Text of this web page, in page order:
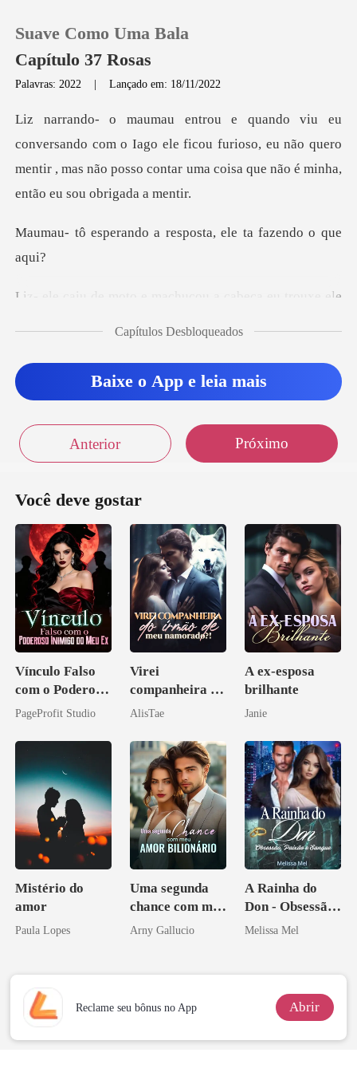
0
Suave Como Uma Bala
Capítulo 37 Rosas
Palavras: 2022 |Lançado em: 18/11/2022
Iago ele ficou furioso, eu não quero
mentir , mas não posso co
o a resposta, ele t
u- e
Capítulos Desbloqueados
Baixe o App e leia mais
Anterior Próximo
Você deve gostar
Vínculo Falso
com o Poderoso
Inimigo do Meu
PageProfit Studio
Virei
companheira do
irmão de meu
AlisTae
A ex-esposa
brilhante
Janie
Mistério do
amor
Paula Lopes
Uma segunda
chance com meu
amor bilionário
Arny Gallucio
A Rainha do
Don - Obsessão,
Paixão e Sangue
Melissa Mel
Reclame seu bônus no App Abrir